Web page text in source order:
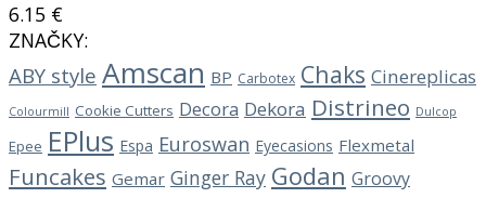
6.15 €
ZNAČKY:
ABY style Amscan BP Carbotex Chaks Cinereplicas
Colourmill Cookie Cutters Decora Dekora Distrineo Dulcop
Epee EPlus Espa Euroswan Eyecasions Flexmetal
Funcakes Gemar Ginger Ray Godan Groovy